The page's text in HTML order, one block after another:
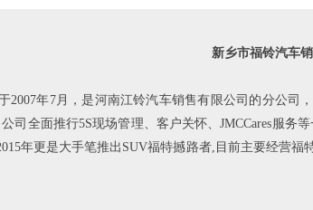
新乡市福铃汽车
年7月，是河南江铃汽车销售有限公司的分公司
司全面推行5S现场管理、客户关怀、JMCCares服
年更是大手笔推出SUV福特撼路者,目前主要经营